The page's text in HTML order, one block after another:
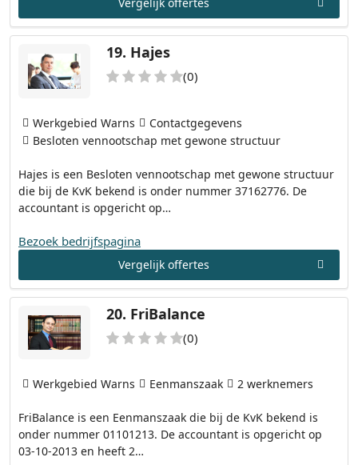
19. Hajes
(0)
Hajes is een Besloten vennootschap met gewone structuur
die bij de KvK bekend is onder nummer 37162776. De
accountant is opgericht op…
Werkgebied Warns
Contactgegevens
Besloten vennootschap met gewone structuur
Bezoek bedrijfspagina
Vergelijk offertes
20. FriBalance
(0)
FriBalance is een Eenmanszaak die bij de KvK bekend is
onder nummer 01101213. De accountant is opgericht op
03-10-2013 en heeft 2…
Werkgebied Warns Eenmanszaak 2 werknemers